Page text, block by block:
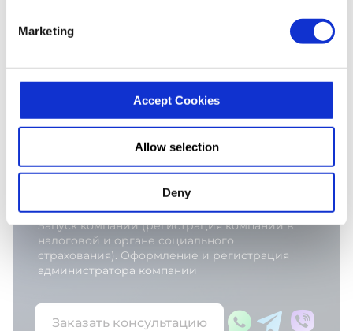
Marketing
Accept Cookies
Allow selection
Deny
Организация подписания регистрации
Получение налогового номера
Запуск компании (регистрация компании в
налоговой и органе социального
страхования). Оформление и регистрация
администратора компании
Заказать консультацию